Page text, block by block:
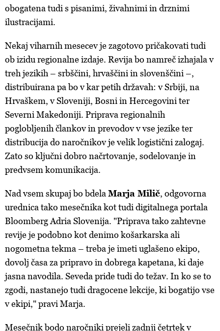
obogatena tudi s pisanimi, živahnimi in drznimi
ilustracijami.
Nekaj viharnih mesecev je zagotovo pričakovati tudi
ob izidu regionalne izdaje. Revija bo namreč izhajala v
treh jezikih – srbščini, hrvaščini in slovenščini –,
distribuirana pa bo v kar petih državah: v Srbiji, na
Hrvaškem, v Sloveniji, Bosni in Hercegovini ter
Severni Makedoniji. Priprava regionalnih
poglobljenih člankov in prevodov v vse jezike ter
distribucija do naročnikov je velik logistični zalogaj.
Zato so ključni dobro načrtovanje, sodelovanje in
predvsem komunikacija.
Nad vsem skupaj bo bdela Marja Milič, odgovorna
urednica tako mesečnika kot tudi digitalnega portala
Bloomberg Adria Slovenija. "Priprava tako zahtevne
revije je podobno kot denimo košarkarska ali
nogometna tekma – treba je imeti uglašeno ekipo,
dovolj časa za pripravo in dobrega kapetana, ki daje
jasna navodila. Seveda pride tudi do težav. In ko se to
zgodi, nastanejo tudi dragocene lekcije, ki bogatijo vse
v ekipi," pravi Marja.
Mesečnik bodo naročniki prejeli zadnji četrtek v